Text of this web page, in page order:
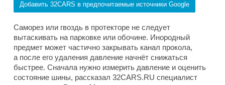
Добавить 32CARS в предпочитаемые источники Google
Саморез или гвоздь в протекторе не следует
вытаскивать на парковке или обочине. Инородный
предмет может частично закрывать канал прокола,
а после его удаления давление начнёт снижаться
быстрее. Сначала нужно измерить давление и оценить
состояние шины, рассказал 32CARS.RU специалист